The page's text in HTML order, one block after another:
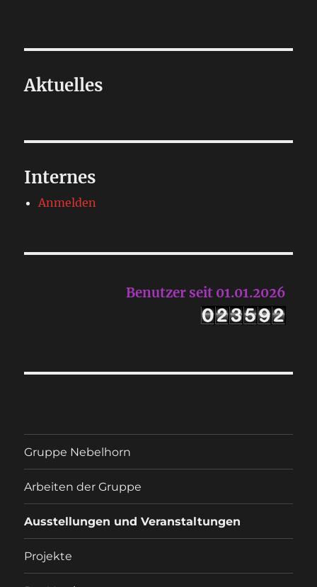
Aktuelles
Internes
Anmelden
Benutzer seit 01.01.2026
Gruppe Nebelhorn
Arbeiten der Gruppe
Ausstellungen und Veranstaltungen
Projekte